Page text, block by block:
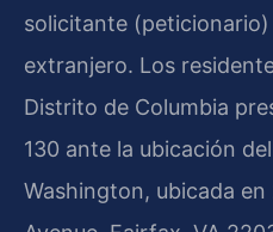
solicitante
extranjero. Los
Distrito de Columbia
130 ante la ubicación
Washington, ubicada